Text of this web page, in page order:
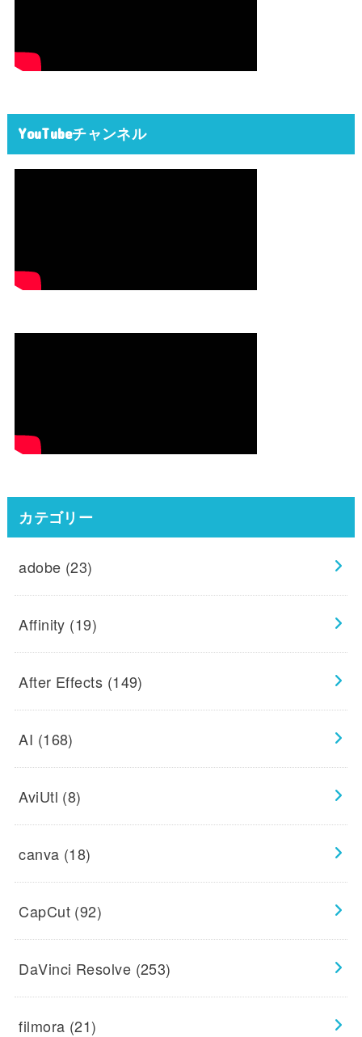
YouTubeチャンネル
カテゴリー
adobe (23)
Affinity (19)
After Effects (149)
AI (168)
AviUtl (8)
canva (18)
CapCut (92)
DaVinci Resolve (253)
filmora (21)